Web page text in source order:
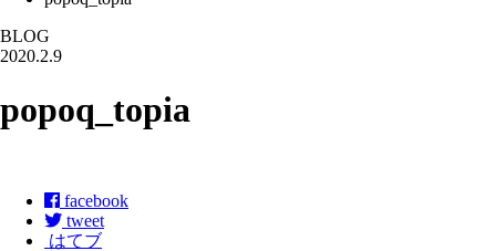
BLOG
2020.2.9
popoq_topia
facebook
tweet
はてブ